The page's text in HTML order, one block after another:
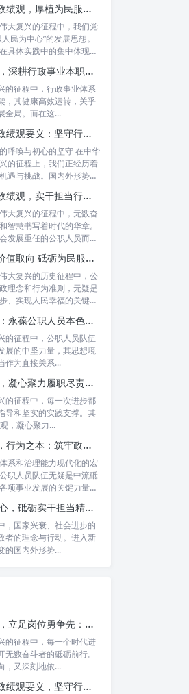
践行正确政绩观，厚植为民服务根基：迈向高质量发展的根本遵循
大复兴的征程中，我们党
民为中心”的发展思想。
具体实践中的集中体现，
校准政绩观航向，深耕行政事业本职：新时代高质量发展的双重 imperative
的征程中，行政事业体系
，其健康高效运转，关乎
全局。而在这...
深刻领悟政绩观要义：坚守行政事业初心，绘就为民服务新篇章
呼唤与初心的坚守 在中华
的征程上，我们正经历着
遇与挑战。国内外形势复
涵养为民政绩观，实干担当行稳致远：新时代公仆的价值坐标与实践航向
大复兴的征程中，无数奋
智慧书写着时代的华章。
发展重任的公职人员而
端正政绩价值取向 砥砺为民服务初心：新时代公仆的责任与担当
大复兴的历史征程中，公
理念和行为准则，无疑是
、实现人民幸福的关键所
筑牢政绩观根基：永葆公职人员本色的时代考量与实践路径
的征程中，公职人员队伍
展的中坚力量，其思想境
作为直接关系...
树立正确政绩观，凝心聚力履职尽责：新时代下的治理智慧与实践路径
的征程中，每一次进步都
导和坚实的实践支撑。其
，凝心聚力...
思想之舵，行为之本：筑牢政绩观根基，永葆公职人员本色
系和治理能力现代化的宏
职人员队伍无疑是中流砥
项事业发展的关键力量。
坚守正确政绩初心，砥砺实干担当精神：新时代高质量发展的核心引擎
，国家兴衰、社会进步的
者的理念与行动。进入新
的国内外形势...
深学细悟政绩观，立足岗位勇争先：新时代奋斗者的思想指引与实践航标
的征程中，每一个时代进
数奋斗者的砥砺前行。
，又深刻地依...
深刻领悟政绩观要义，坚守行政事业初心：新时代公仆的责任与担当